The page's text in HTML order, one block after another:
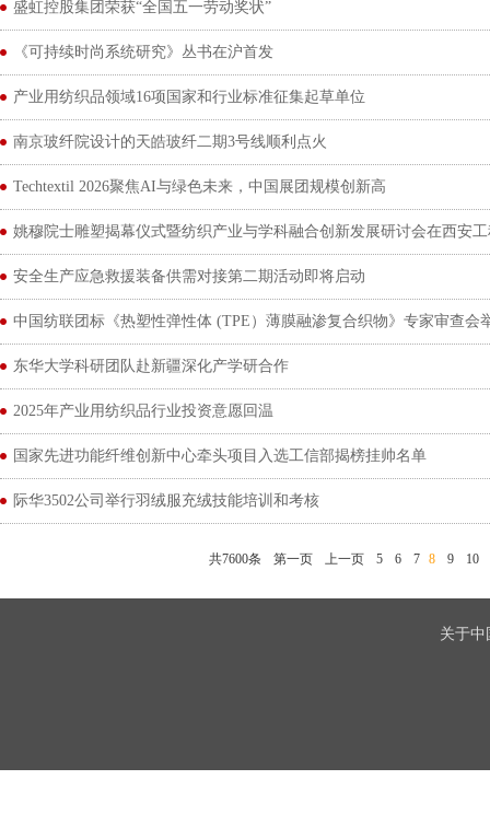
盛虹控股集团荣获“全国五一劳动奖状”
《可持续时尚系统研究》丛书在沪首发
产业用纺织品领域16项国家和行业标准征集起草单位
南京玻纤院设计的天皓玻纤二期3号线顺利点火
Techtextil 2026聚焦AI与绿色未来，中国展团规模创新高
姚穆院士雕塑揭幕仪式暨纺织产业与学科融合创新发展研讨会在西安
安全生产应急救援装备供需对接第二期活动即将启动
中国纺联团标《热塑性弹性体 (TPE）薄膜融渗复合织物》专家审查会
东华大学科研团队赴新疆深化产学研合作
2025年产业用纺织品行业投资意愿回温
国家先进功能纤维创新中心牵头项目入选工信部揭榜挂帅名单
际华3502公司举行羽绒服充绒技能培训和考核
共7600条 第一页 上一页 5 6 7 8 9 10
关于中